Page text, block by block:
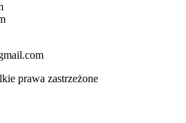
prawa zastrzeżone